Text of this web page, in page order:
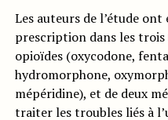
Les auteurs de l’étude ont
prescription dans les trois
opioïdes (oxycodone,
hydromorphone,
mépéridine), et de deux
traiter les troubles liés à